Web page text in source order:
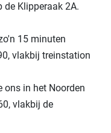
de Klipperaak 2A.
15 minuten
vlakbij treinstation
ons in het Noorden
vlakbij de